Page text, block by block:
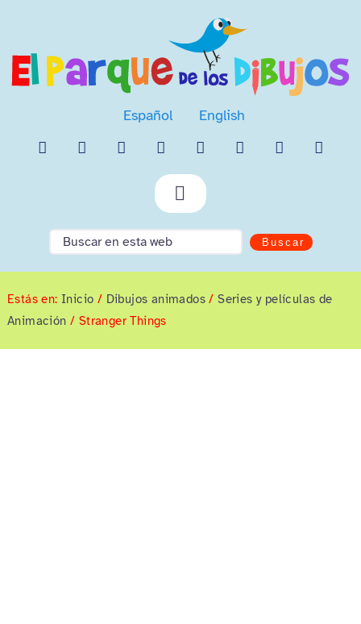
contenido
Español English
Toggle
Navigation
Colecciones de Dibujos
Dibujos para colorear
Dibujos animados
Buscar
Estás en: Inicio / Dibujos animados/Series y películas de
Animación / Stranger Things